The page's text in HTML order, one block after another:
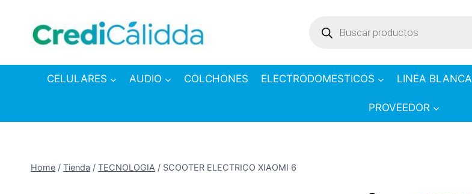
content
search
CELULARES AUDIO COLCHONES ELECTRODOMESTICOS LINEA BLANCA
PROVEEDOR
Home / Tienda / TECNOLOGIA / SCOOTER ELECTRICO XIAOMI 6